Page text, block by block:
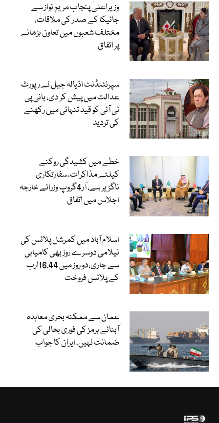
وزیراعلیٰ پنجاب مریم نواز سے
جائیکا کے صدر کی ملاقات،
مختلف شعبوں میں تعاون بڑھانے
پر اتفاق
سپرنٹنڈنٹ اڈیالہ جیل نے رپورٹ
عدالت میں پیش کر دی، بانی پی
ٹی آئی کو قید تنہائی میں رکھنے
کی تردید
خطے میں کشیدگی روکنے
کیلئے مذاکرات، سفارتکاری
ناگزیر ہے، آر4گروپ وزرائے خارجہ
اجلاس میں اتفاق
اسلام آباد میں کمرشل پلاٹس کی
نیلامی دوسرے روز بھی کامیابی
سے جاری،دو روز میں 16.44ارب
کے پلاٹس فروخت
عمان سے ممکنہ بحری معاہدہ
آبنائے ہرمز کی فوری بحالی کی
ضمانت نہیں، ایران کا جواب